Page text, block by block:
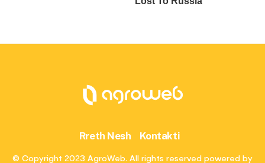
Rreth Nesh Kontakti
© Copyright 2023 AgroWeb. All rights reserved powered by